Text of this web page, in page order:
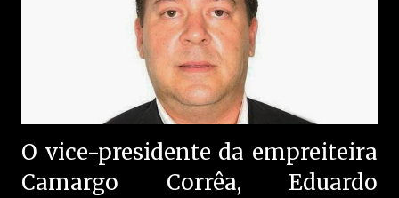
O vice-presidente da empreiteira
Camargo Corrêa, Eduardo